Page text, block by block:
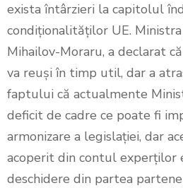
exista întârzieri la capitolul
condiționalităților UE.
Mihailov-Moraru, a declarat
va reuși în timp util, dar a
faptului că actualmente
deficit de cadre ce poate fi
armonizare a legislației, dar
acoperit din contul experților
deschidere din partea